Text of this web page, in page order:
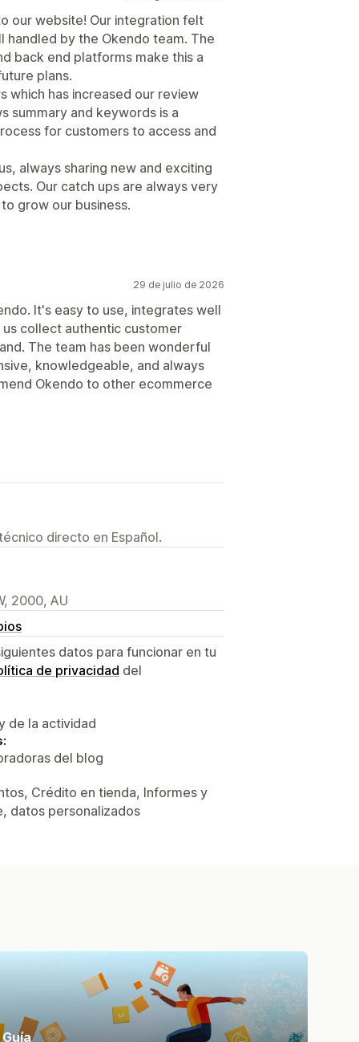
our website! Our integration felt
handled by the Okendo team. The
back end platforms make this a
plans.
which has increased our review
summary and keywords is a
for customers to access and
always sharing new and exciting
Our catch ups are always very
grow our business.
29 de julio de 2026
It's easy to use, integrates well
collect authentic customer
The team has been wonderful
knowledgeable, and always
Okendo to other ecommerce
directo en Español.
2000, AU
datos para funcionar en tu
de privacidad del
de la actividad
del blog
Crédito en tienda, Informes y
datos personalizados
Guía